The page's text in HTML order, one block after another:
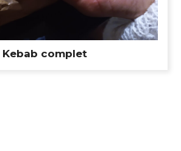
Kebab complet